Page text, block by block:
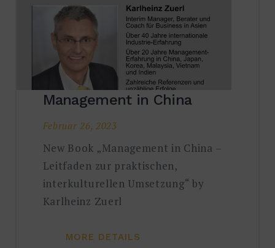
Management in China
Februar 26, 2023
New Book „Management in China –
Leitfaden zur praktischen,
interkulturellen Umsetzung“ by
Karlheinz Zuerl
MORE DETAILS